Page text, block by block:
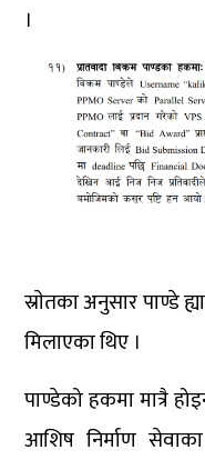
।
स्राेतका अनुसार पाण्डे
मिलाएका थिए ।
पाण्डेको हकमा मात्रै
आशिष निर्माण